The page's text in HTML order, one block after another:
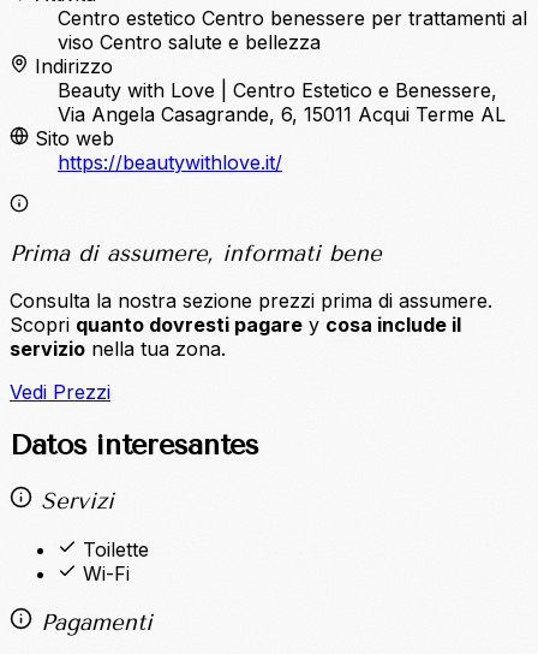
Centro estetico Centro benessere per trattamenti al
viso Centro salute e bellezza
Indirizzo
Beauty with Love | Centro Estetico e Benessere,
Via Angela Casagrande, 6, 15011 Acqui Terme AL
Sito web
https://beautywithlove.it/
Prima di assumere, informati bene
Consulta la nostra sezione prezzi prima di assumere.
Scopri quanto dovresti pagare y cosa include il
servizio nella tua zona.
Vedi Prezzi
Datos interesantes
Servizi
Toilette
Wi-Fi
Pagamenti